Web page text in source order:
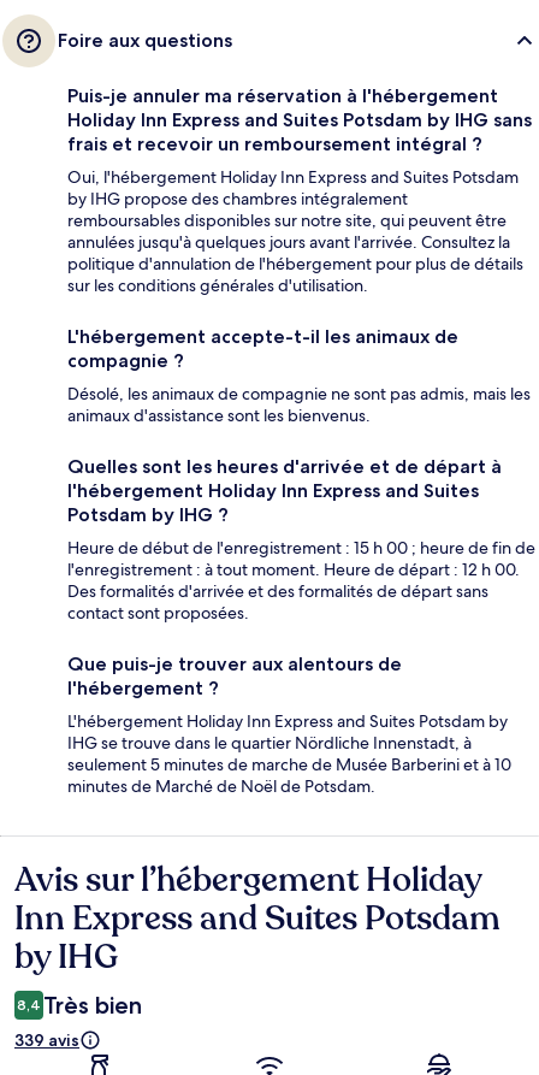
Foire aux questions
Puis-je annuler ma réservation à l'hébergement
Holiday Inn Express and Suites Potsdam by IHG sans
frais et recevoir un remboursement intégral ?
Oui, l'hébergement Holiday Inn Express and Suites Potsdam
by IHG propose des chambres intégralement
remboursables disponibles sur notre site, qui peuvent être
annulées jusqu'à quelques jours avant l'arrivée. Consultez la
politique d'annulation de l'hébergement pour plus de détails
sur les conditions générales d'utilisation.
L'hébergement accepte-t-il les animaux de
compagnie ?
Désolé, les animaux de compagnie ne sont pas admis, mais les
animaux d'assistance sont les bienvenus.
Quelles sont les heures d'arrivée et de départ à
l'hébergement Holiday Inn Express and Suites
Potsdam by IHG ?
Heure de début de l'enregistrement : 15 h 00 ; heure de fin de
l'enregistrement : à tout moment. Heure de départ : 12 h 00.
Des formalités d'arrivée et des formalités de départ sans
contact sont proposées.
Que puis-je trouver aux alentours de
l'hébergement ?
L'hébergement Holiday Inn Express and Suites Potsdam by
IHG se trouve dans le quartier Nördliche Innenstadt, à
seulement 5 minutes de marche de Musée Barberini et à 10
minutes de Marché de Noël de Potsdam.
Avis
Avis sur l’hébergement Holiday
Inn Express and Suites Potsdam
by IHG
8,4 Très bien
339 avis